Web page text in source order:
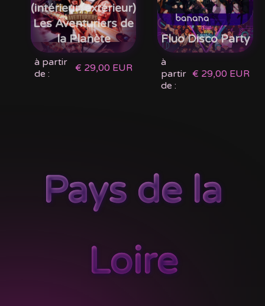
(intérieur/extérieur)
Les Aventuriers de
la Planète
à partir
de :
€ 29,00 EUR
Fluo Disco Party
à
partir
de :
€ 29,00 EUR
Pays de la
Loire